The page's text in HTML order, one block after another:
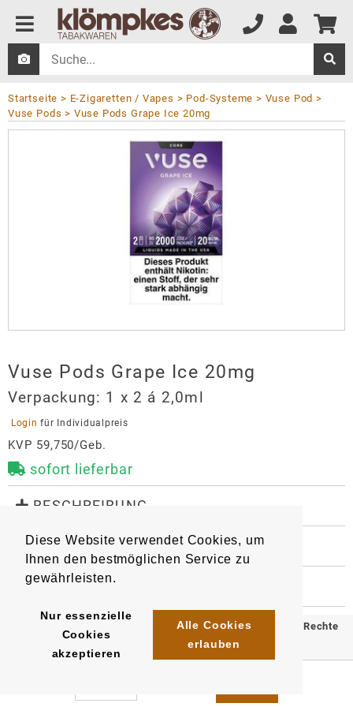
Diese Website verwendet Cookies, um
Ihnen den bestmöglichen Service zu
gewährleisten.
Nur essenzielle
Cookies
akzeptieren
Alle Cookies
erlauben
Startseite E-Zigaretten / Vapes Pod-Systeme
Vuse Pod
Vuse Pods
Vuse Pods Grape Ice 20mg
Vuse Pods Grape Ice 20mg
Verpackung: 1 x 2 á 2,0ml
Login für Individualpreis
KVP 59,750/Geb.
sofort lieferbar
BESCHREIBUNG
Die Vuse Pods wurden zur alleinigen Verwendung mit
Vuse Pro Smart Device und Vuse Go Reload Device
entwickelt.
2 Pods - benutzerfreundliches Magnet-System. Inhalt
WEITERE INFORMATIONEN
Artikel: 8886 EAN/Päckchen
4031300315538 4031300315651
HERSTELLER
Vuse Pods Grape Ice 20mg
Hersteller
British American Tobacco (Germany) GmbH
Cigarettenfabrik
© 2025 Klömpkes Heinrich Inh. Marion Winkels e.K. Alle Rechte
vorbehalten.